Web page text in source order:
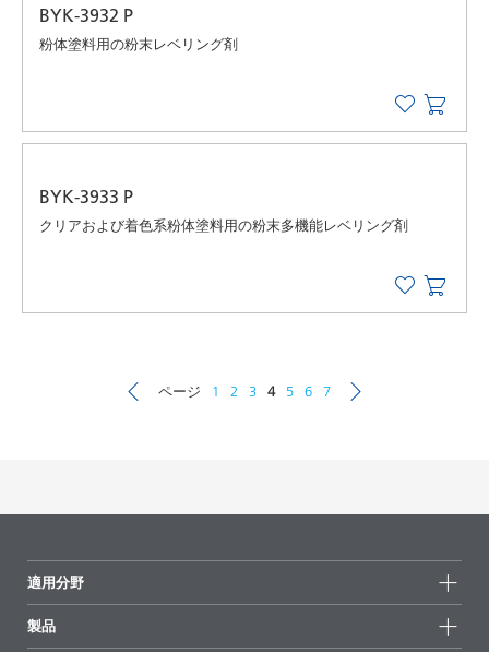
BYK-3932 P
粉体塗料用の粉末レベリング剤
BYK-3933 P
クリアおよび着色系粉体塗料用の粉末多機能レベリング剤
ページ 1 2 3 4 5 6 7
適用分野
製品